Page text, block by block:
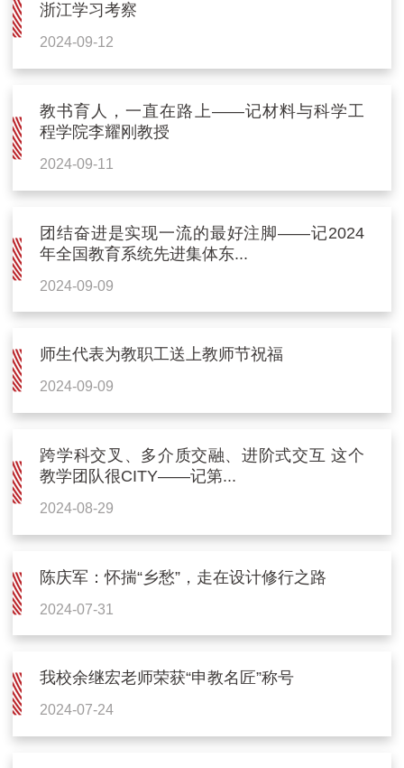
浙江学习考察
2024-09-12
教书育人，一直在路上——记材料与科学工
程学院李耀刚教授
2024-09-11
团结奋进是实现一流的最好注脚——记2024
年全国教育系统先进集体东...
2024-09-09
师生代表为教职工送上教师节祝福
2024-09-09
跨学科交叉、多介质交融、进阶式交互 这个
教学团队很CITY——记第...
2024-08-29
陈庆军：怀揣“乡愁”，走在设计修行之路
2024-07-31
我校余继宏老师荣获“申教名匠”称号
2024-07-24